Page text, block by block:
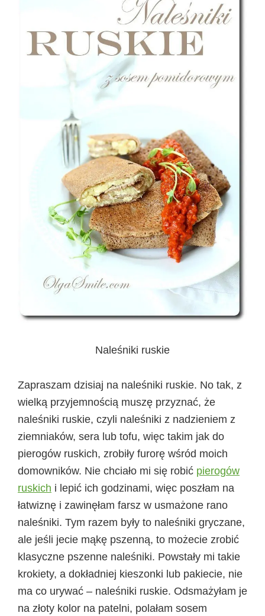
Naleśniki ruskie
Zapraszam dzisiaj na naleśniki ruskie. No tak, z
wielką przyjemnością muszę przyznać, że
naleśniki ruskie, czyli naleśniki z nadzieniem z
ziemniaków, sera lub tofu, więc takim jak do
pierogów ruskich, zrobiły furorę wśród moich
domowników. Nie chciało mi się robić pierogów
ruskich i lepić ich godzinami, więc poszłam na
łatwiznę i zawinęłam farsz w usmażone rano
naleśniki. Tym razem były to naleśniki gryczane,
ale jeśli jecie mąkę pszenną, to możecie zrobić
klasyczne pszenne naleśniki. Powstały mi takie
krokiety, a dokładniej kieszonki lub pakiecie, nie
ma co urywać – naleśniki ruskie. Odsmażyłam je
na złoty kolor na patelni, polałam sosem